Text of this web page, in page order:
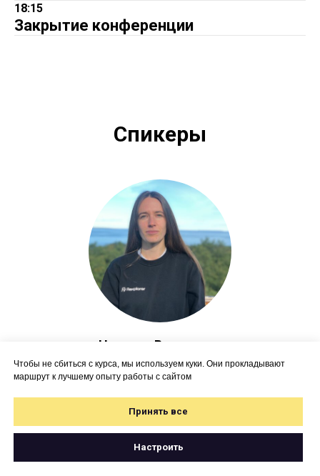
18:15
Закрытие конференции
Спикеры
Наталья Волгушева
Основательница Картетики
Чтобы не сбиться с курса, мы используем куки. Они прокладывают
маршрут к лучшему опыту работы с сайтом
Принять все
Настроить